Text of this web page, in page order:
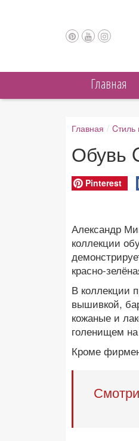
Главная
Главная /
Обувь
Pinterest
Александр
коллекции
красно-
В коллекции
вышивкой,
кожаные и
голенищем
Кроме